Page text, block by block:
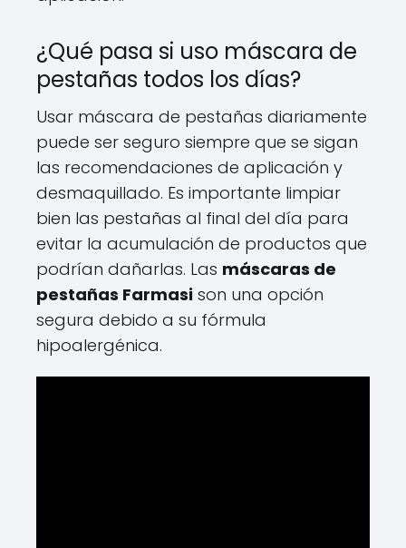
¿Qué pasa si uso máscara de
pestañas todos los días?
Usar máscara de pestañas diariamente
puede ser seguro siempre que se sigan
las recomendaciones de aplicación y
desmaquillado. Es importante limpiar
bien las pestañas al final del día para
evitar la acumulación de productos que
podrían dañarlas. Las máscaras de
pestañas Farmasi son una opción
segura debido a su fórmula
hipoalergénica.